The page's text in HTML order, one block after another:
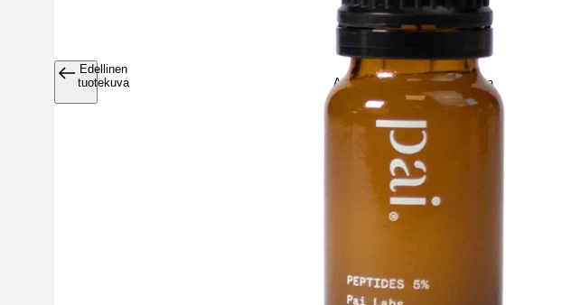
Avaa tuotekuva suurennettuna
Edellinen
tuotekuva